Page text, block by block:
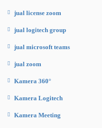
jual license zoom
jual logitech group
jual microsoft teams
jual zoom
Kamera 360°
Kamera Logitech
Kamera Meeting